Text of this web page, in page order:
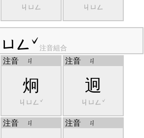
ㄐㄩㄥ ㄐㄩㄥ
ㄥˇ注音組合
注音 ㄐ
炯
ㄐㄩㄥˇ
注音 ㄐ
迥
ㄐㄩㄥˇ
注音 ㄐ 注音 ㄐ